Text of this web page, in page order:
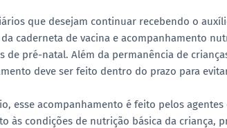
que desejam continuar recebendo o
caderneta de vacina e acompanhamento
de pré-natal. Além da permanência de
deve ser feito dentro do prazo para
esse acompanhamento é feito pelos
às condições de nutrição básica da criança,